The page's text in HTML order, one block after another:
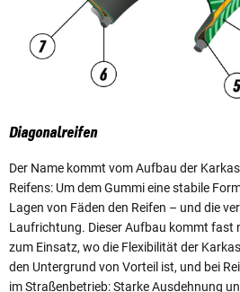
Diagonalreifen
Der Name kommt vom Aufbau der
Reifens: Um dem Gummi eine stabile
Lagen von Fäden den Reifen – und die
Laufrichtung. Dieser Aufbau kommt fast
zum Einsatz, wo die Flexibilität der
den Untergrund von Vorteil ist, und bei
im Straßenbetrieb: Starke Ausdehnung